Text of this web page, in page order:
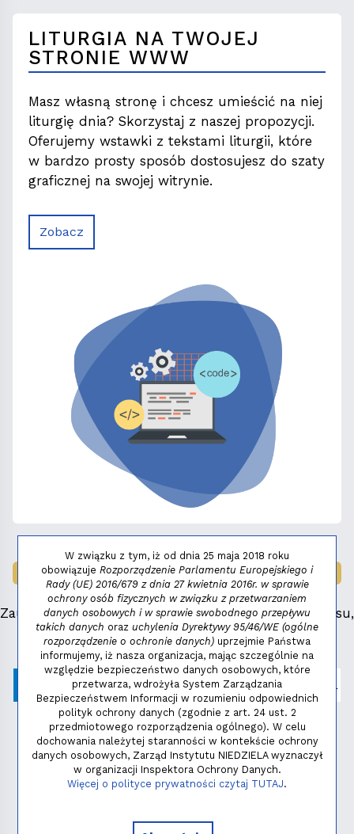
LITURGIA NA TWOJEJ
STRONIE WWW
Masz własną stronę i chcesz umieścić na niej
liturgię dnia? Skorzystaj z naszej propozycji.
Oferujemy wstawki z tekstami liturgii, które
w bardzo prosty sposób dostosujesz do szaty
graficznej na swojej witrynie.
Zobacz
LAUREAT NAGRODY:MAŁY FENIKS 2025
Zauważyłeś błąd, masz propozycje dotyczące serwisu,
napisz:niezbednik@niedziela.pl
Polityka prywatności
Copyright © 2026 - Instytut NIEDZIELA
W związku z tym, iż od dnia 25 maja 2018 roku
obowiązuje Rozporządzenie Parlamentu Europejskiego i
Rady (UE) 2016/679 z dnia 27 kwietnia 2016r. w sprawie
ochrony osób fizycznych w związku z przetwarzaniem
danych osobowych i w sprawie swobodnego przepływu
takich danych oraz uchylenia Dyrektywy 95/46/WE (ogólne
rozporządzenie o ochronie danych) uprzejmie Państwa
informujemy, iż nasza organizacja, mając szczególnie na
względzie bezpieczeństwo danych osobowych, które
przetwarza, wdrożyła System Zarządzania
Bezpieczeństwem Informacji w rozumieniu odpowiednich
polityk ochrony danych (zgodnie z art. 24 ust. 2
przedmiotowego rozporządzenia ogólnego). W celu
dochowania należytej staranności w kontekście ochrony
danych osobowych, Zarząd Instytutu NIEDZIELA wyznaczył
w organizacji Inspektora Ochrony Danych.
Więcej o polityce prywatności czytaj TUTAJ.